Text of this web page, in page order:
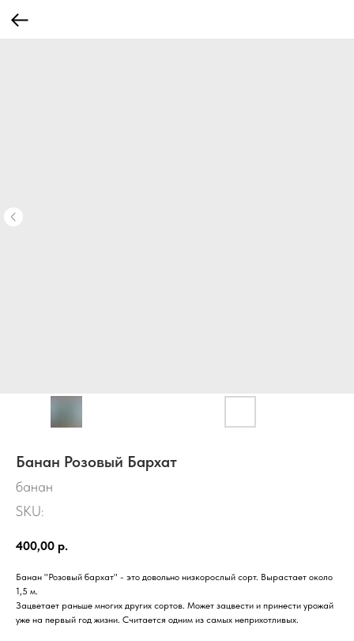
Банан Розовый Бархат
банан
SKU:
400,00 р.
Банан "Розовый бархат" - это довольно низкорослый сорт. Вырастает около
1,5 м.
Зацветает раньше многих других сортов. Может зацвести и принести урожай
уже на первый год жизни. Считается одним из самых неприхотливых.